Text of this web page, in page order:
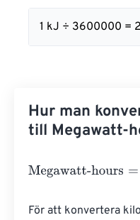
1 kJ ÷ 3600000 =
Hur man
till Megawatt-
Megawatt-hours
För att konvertera